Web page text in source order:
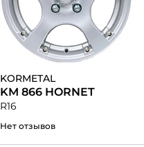
KORMETAL
KM 866 HORNET
R16
Нет отзывов